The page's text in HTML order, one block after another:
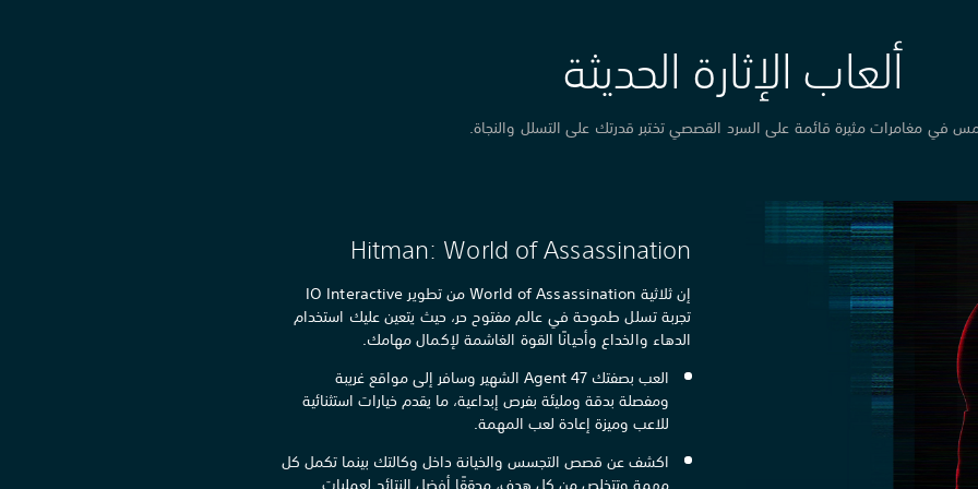
ألعاب الإثارة الحديثة
في مغامرات مثيرة قائمة على السرد القصصي تختبر قدرتك على التسلل والنجاة.
Hitman: World of Assassination
إن ثلاثية World of Assassination من تطوير IO Interactive
تجربة تسلل طموحة في عالم مفتوح حر، حيث يتعين عليك استخدام
الدهاء والخداع وأحيانًا القوة الغاشمة لإكمال مهامك.
العب بصفتك Agent 47 الشهير وسافر إلى مواقع غريبة
ومفصلة بدقة ومليئة بفرص إبداعية، ما يقدم خيارات استثنائية
للاعب وميزة إعادة لعب المهمة.
اكشف عن قصص التجسس والخيانة داخل وكالتك بينما تكمل كل
مهمة وتتخلص من كل هدف، محققًا أفضل النتائج لعمليات